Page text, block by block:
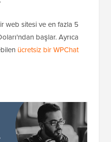
web sitesi ve en fazla 5
başlar. Ayrıca
ücretsiz bir WPChat